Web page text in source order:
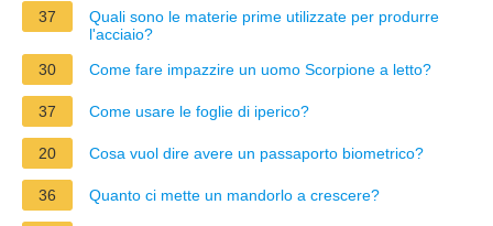
37
Quali sono le materie prime utilizzate per produrre
l'acciaio?
30
Come fare impazzire un uomo Scorpione a letto?
37 Come usare le foglie di iperico?
20 Cosa vuol dire avere un passaporto biometrico?
36 Quanto ci mette un mandorlo a crescere?